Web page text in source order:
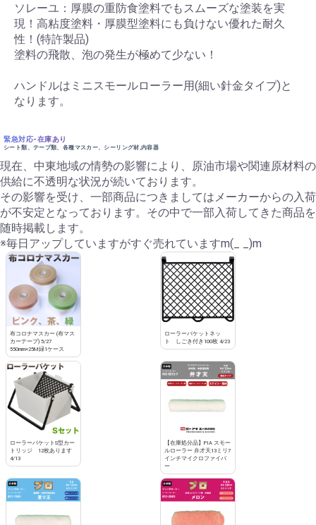
ソレーユ：厚膜の重防食塗料でもスムーズな塗装を実
現！高粘度塗料・厚膜型塗料にも負けない優れた耐久
性！(特許製品)
塗料の飛散、泡の発生が極めて少ない！
ハンドルはミニスモールローラー用(細い針金タイプ)と
なります。
緊急対応-在庫あり
シート類、テープ類、各種マスカー、シーリング材,内容器
現在、中東地域の情勢の影響により、原油市場や関連原材料の
供給に不透明な状況が続いております。
その影響を受け、一部商品につきましてはメーカーからの入荷
が不安定となっております。その中で一部入荷してきた商品を
随時掲載します。
※毎日アップしていますがすぐ売れていますm(_ _)m
布コロナマスカー (布マス
カーテープ) 5/27
550mm×25M緑1ケース
ローラーバケットネッ
ト しごき付き100枚 4/23
ローラーバケットS型カー
トリッジ 12枚あります
4/13
【在庫処分品】PIA スモー
ルローラー 弁才天13ミリ7
インチマイクロファイバ
ー